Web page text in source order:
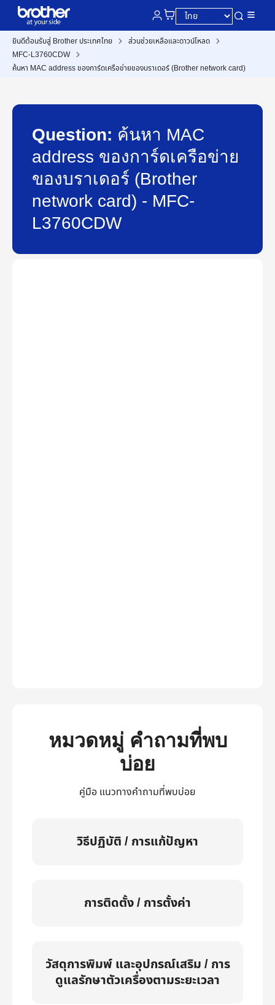
ยินดีต้อนรับสู่ Brother ประเทศไทย
ส่วนช่วยเหลือและดาวน์โหลด
MFC-L3760CDW
ค้นหา MAC address ของการ์ดเครือข่ายของบราเดอร์ (Brother network card)
Question: ค้นหา MAC
address ของการ์ดเครือข่าย
ของบราเดอร์ (Brother
network card) - MFC-
L3760CDW
หมวดหมู่ คำถามที่พบ
บ่อย
คู่มือ แนวทางคำถามที่พบบ่อย
วิธีปฏิบัติ / การแก้ปัญหา
การติดตั้ง / การตั้งค่า
วัสดุการพิมพ์ และอุปกรณ์เสริม / การ
ดูแลรักษาตัวเครื่องตามระยะเวลา